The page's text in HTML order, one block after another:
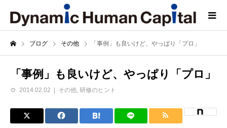
ブログ その他 「事例」も良いけど、やっぱり「プロ」
「事例」も良いけど、やっぱり「プロ」
2014.02.02 その他 研修のヒント